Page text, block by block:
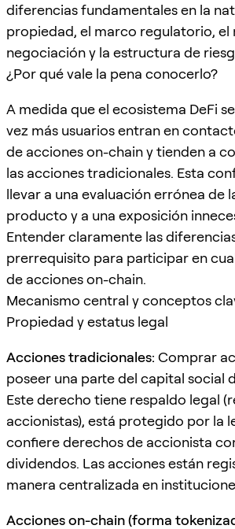
diferencias fundamentales en la
propiedad, el marco regulatorio, el
negociación y la estructura de
¿Por qué vale la pena conocerlo?
A medida que el ecosistema DeFi
vez más usuarios entran en
de acciones on-chain y tienden a
las acciones tradicionales. Esta
llevar a una evaluación errónea de
producto y a una exposición
Entender claramente las
prerrequisito para participar en
de acciones on-chain.
Mecanismo central y conceptos
Propiedad y estatus legal
Acciones tradicionales: Comprar
poseer una parte del capital social
Este derecho tiene respaldo legal
accionistas), está protegido por la
confiere derechos de accionista
dividendos. Las acciones están
manera centralizada en
Acciones on-chain (forma